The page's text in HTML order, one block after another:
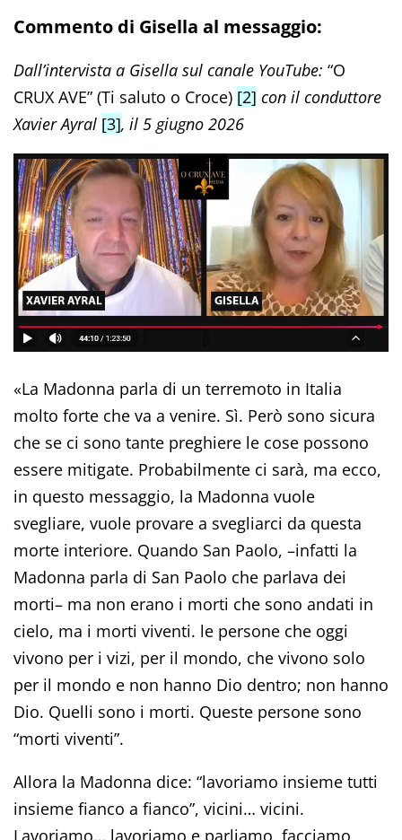
Commento di Gisella al messaggio:
Dall’intervista a Gisella sul canale YouTube: “O
CRUX AVE” (Ti saluto o Croce) [2] con il conduttore
Xavier Ayral [3], il 5 giugno 2026
«La Madonna parla di un terremoto in Italia
molto forte che va a venire. Sì. Però sono sicura
che se ci sono tante preghiere le cose possono
essere mitigate. Probabilmente ci sarà, ma ecco,
in questo messaggio, la Madonna vuole
svegliare, vuole provare a svegliarci da questa
morte interiore. Quando San Paolo, –infatti la
Madonna parla di San Paolo che parlava dei
morti– ma non erano i morti che sono andati in
cielo, ma i morti viventi. le persone che oggi
vivono per i vizi, per il mondo, che vivono solo
per il mondo e non hanno Dio dentro; non hanno
Dio. Quelli sono i morti. Queste persone sono
“morti viventi”.
Allora la Madonna dice: “lavoriamo insieme tutti
insieme fianco a fianco”, vicini… vicini.
Lavoriamo… lavoriamo e parliamo, facciamo